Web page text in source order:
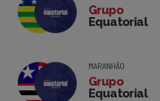
Grupo
Equatorial
MARANHÃO
Grupo
Equatorial